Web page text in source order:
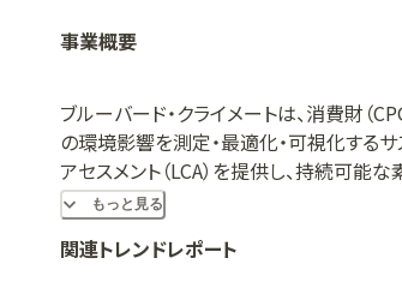
事業概要
ブルーバード・クライメートは、消費財（
の環境影響を測定・最適化・可視化するサ
アセスメント（LCA）を提供し、持続可
廃棄物を削減するツールを提供します。
もっと見る
関連トレンドレポート